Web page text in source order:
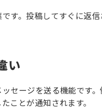
す。投稿してすぐに返
い
セージを送る機能です
ことが通知されます。